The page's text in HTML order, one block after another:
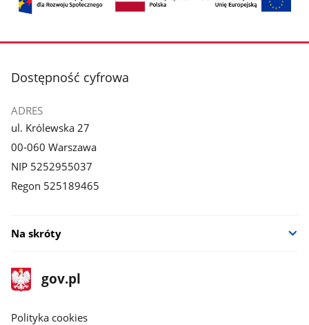
stopka
Dostępność cyfrowa
ADRES
ul. Królewska 27
00-060 Warszawa
NIP 5252955037
Regon 525189465
Na skróty
stopka
gov.pl
Strona
gov.pl
gov.pl
Polityka cookies